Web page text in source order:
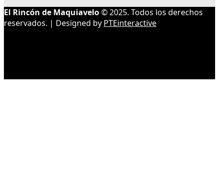
El Rincón de Maquiavelo© 2025. Todos los derechos
reservados. | Designed by PTEinteractive